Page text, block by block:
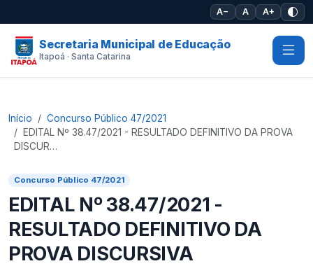
A− A A+
Secretaria Municipal de Educação
Itapoá · Santa Catarina
Início
Concurso Público 47/2021
EDITAL Nº 38.47/2021 - RESULTADO DEFINITIVO DA PROVA
DISCUR…
Concurso Público 47/2021
EDITAL Nº 38.47/2021 -
RESULTADO DEFINITIVO DA
PROVA DISCURSIVA